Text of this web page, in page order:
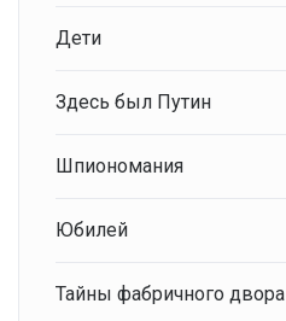
Дети
Здесь был Путин
Шпиономания
Юбилей
Тайны фабричного двора